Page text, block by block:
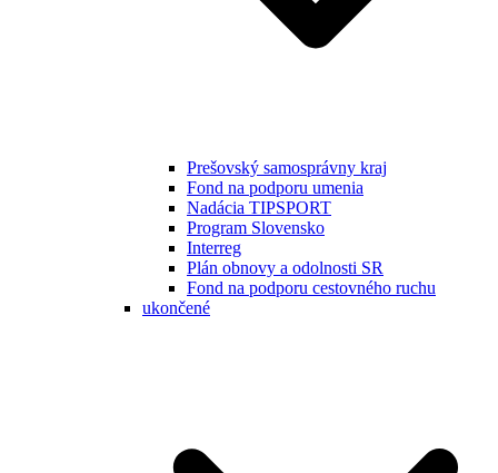
Prešovský samosprávny kraj
Fond na podporu umenia
Nadácia TIPSPORT
Program Slovensko
Interreg
Plán obnovy a odolnosti SR
Fond na podporu cestovného ruchu
ukončené